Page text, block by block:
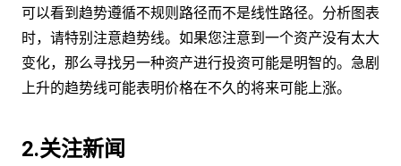
可以看到趋势遵循不规则路径而不是线性路径。分析图表
时，请特别注意趋势线。如果您注意到一个资产没有太大
变化，那么寻找另一种资产进行投资可能是明智的。急剧
上升的趋势线可能表明价格在不久的将来可能上涨。
2.关注新闻